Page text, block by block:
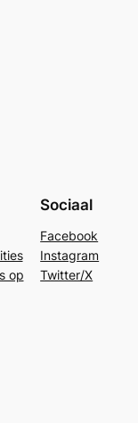
op
Sociaal
Facebook
Instagram
Twitter/X